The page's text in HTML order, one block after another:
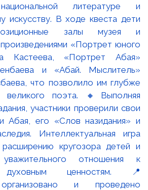
литературе и
искусству. В ходе квеста дети
залы музея и
«Портрет юного
Кастеева, «Портрет Абая»
и «Абай. Мыслитель»
что позволило им глубже
великого поэта. 🔸Выполняя
участники проверили свои
Абая, его «Слов назидания» и
Интеллектуальная игра
кругозора детей и
отношения к
духовным ценностям. 📍
и проведено